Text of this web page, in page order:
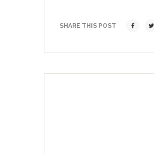
SHARE THIS POST